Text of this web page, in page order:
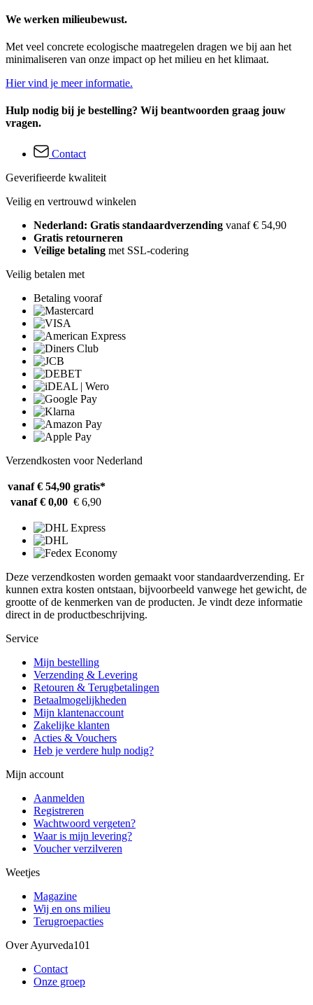
We werken milieubewust.
Met veel concrete ecologische maatregelen dragen we bij aan het
minimaliseren van onze impact op het milieu en het klimaat.
Hier vind je meer informatie.
Hulp nodig bij je bestelling? Wij beantwoorden graag jouw
vragen.
Contact
Geverifieerde kwaliteit
Veilig en vertrouwd winkelen
Nederland: Gratis standaardverzending vanaf € 54,90
Gratis retourneren
Veilige betaling met SSL-codering
Veilig betalen met
Betaling vooraf
Verzendkosten voor Nederland
vanaf € 54,90 gratis*
vanaf € 0,00 € 6,90
Deze verzendkosten worden gemaakt voor standaardverzending. Er
kunnen extra kosten ontstaan, bijvoorbeeld vanwege het gewicht, de
grootte of de kenmerken van de producten. Je vindt deze informatie
direct in de productbeschrijving.
Service
Mijn bestelling
Verzending & Levering
Retouren & Terugbetalingen
Betaalmogelijkheden
Mijn klantenaccount
Zakelijke klanten
Acties & Vouchers
Heb je verdere hulp nodig?
Mijn account
Aanmelden
Registreren
Wachtwoord vergeten?
Waar is mijn levering?
Voucher verzilveren
Weetjes
Magazine
Wij en ons milieu
Terugroepacties
Over Ayurveda101
Contact
Onze groep